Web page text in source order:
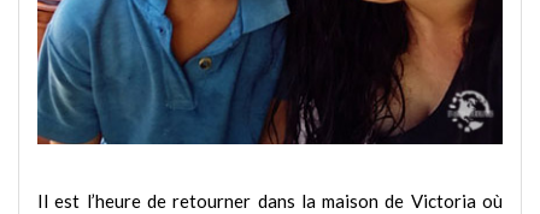
Il est l’heure de retourner dans la maison de Victoria où